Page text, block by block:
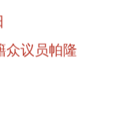
众议员帕隆